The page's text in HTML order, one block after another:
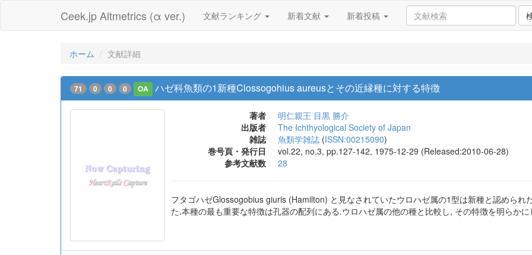
Ceek.jp Altmetrics (α ver.) 文献ランキング 新着文献 新着投稿
ホーム 文献詳細
71 0 0 0 OA ハゼ科魚類の1新種Clossogohius aureusとその近縁種に対する特徴
著者 明仁親王 目黒 勝介
出版者
The Ichthyological Society of Japan
雑誌
魚類学雑誌 (ISSN:00215090)
巻号頁・発行日
vol.22, no.3, pp.127-142, 1975-12-29 (Released:2010-06-28)
参考文献数
28
フタゴハゼGlossogobius giuris (Hamilton) と見なされていたウロハゼ属の1型は新種と認めら
た.本種の最も重要な特徴は孔器の配列にある.ウロハゼ属の他の種と比較し, その特徴を明らかに